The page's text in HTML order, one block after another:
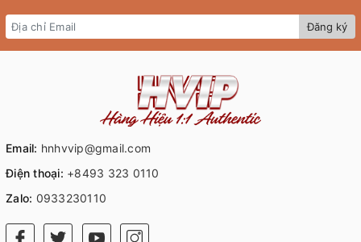
Đăng ký
Email: hnhvvip@gmail.com
Điện thoại: +8493 323 0110
Zalo: 0933230110